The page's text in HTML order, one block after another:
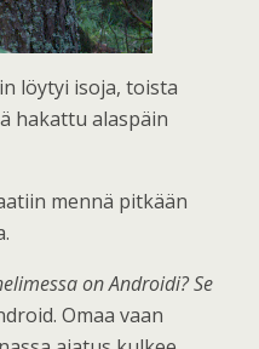
löytyi isoja, toista
hakattu alaspäin
mennä pitkään
on Androidi? Se
Omaa vaan